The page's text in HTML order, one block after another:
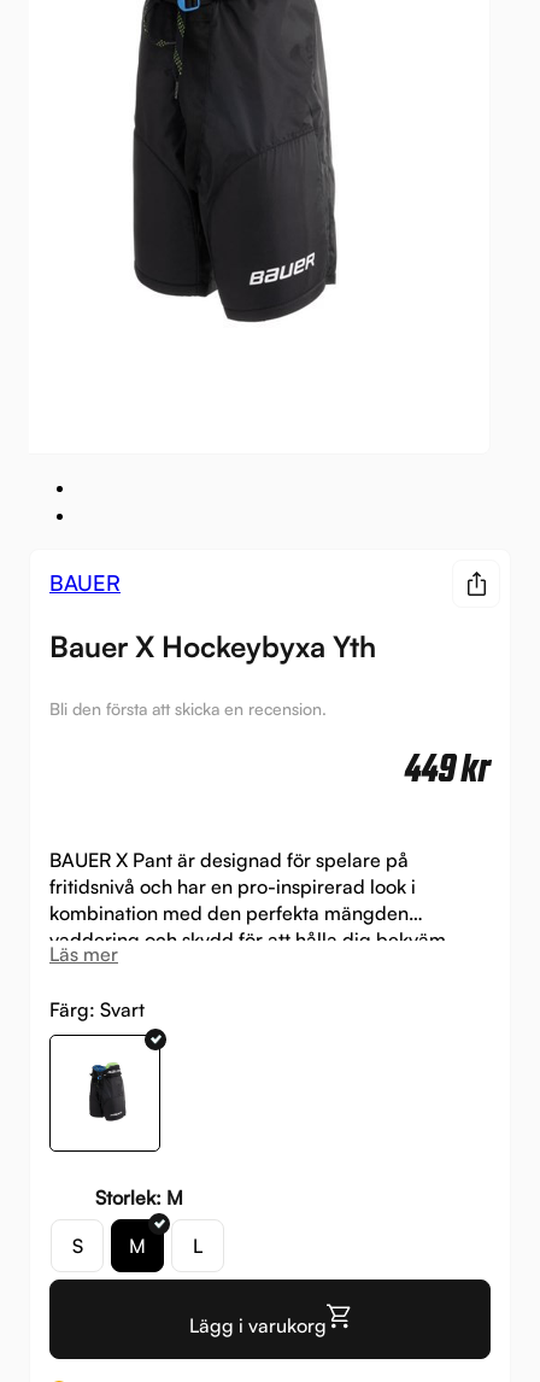
BAUER
Bauer X Hockeybyxa Yth
Bli den första att skicka en recension.
449kr
BAUER X Pant är designad för spelare på
fritidsnivå och har en pro-inspirerad look i
kombination med den perfekta mängden
vaddering och skydd för att hålla dig bekväm
under varje match.
Läs mer
Färg: Svart
Storlek: M
S
M L
Lägg i varukorg